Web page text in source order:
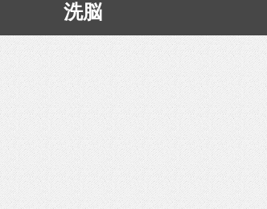
ステム、”自分が今話し･･･
て、想いを渡す」 TE･･･
洗脳